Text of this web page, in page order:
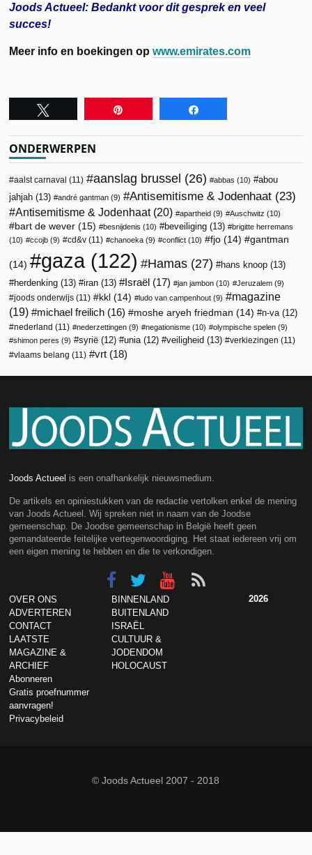
Joods Actueel: Bedankt voor dit gesprek en veel
succes!
Meer info en boekingen opwww.emirates.com
ONDERWERPEN
aalst carnaval (11) aanslag brussel (26) abbas (10)
abou
jahjah (13) andré gantman (9) Antisemitisme & Jodenhaat (23)
Antisemitisme & Jodenhaat(20) apartheid (9) Auschwitz (10)
bart de wever (15) besnijdenis (10) beveiliging (13)
brigitte herremans
(10)
ccojb (9) cd&v (11) chanoeka (9) conflict (10) fjo (14) gantman
(14) gaza (122) Hamas (27) hans knoop (13)
herdenking (13) iran (13) Israël (17) jan jambon (10) Jeruzalem (9)
joods onderwijs (11) kkl (14) ludo van campenhout (9)
magazine
(19)
michael freilich (16) moshe aryeh friedman (14) n-va (12)
nederland (11) nederzettingen (9) negationisme (10) olympische spelen (9)
shimon peres (9) syrië (12) unia (12) veiligheid (13) verkiezingen (11)
vlaams belang (11) vrt (18)
Joods Actueel is een onafhankelijk nieuwsmedium.
De artikels en opiniestukken van de redactie vertolken enkel de mening
van Joods Actueel. Wij spreken niet in naam van de Joodse
gemeenschap. De Joodse gemeenschap in België heeft geen
gemandateerde feitelijke vertegenwoordiging. Het staat iedereen vrij om
een eigen mening te hebben en die te verkondigen.
OVER ONS
ADVERTEREN
CONTACT
LAATSTE
MAGAZINE &
ARCHIEF
Abonneren
Gratis proefnummer
aanvragen!
Privacybeleid
BINNENLAND
BUITENLAND
ISRAËL
CULTUUR &
JODENDOM
HOLOCAUST
2026
© Joods Actueel 2007 - 2018